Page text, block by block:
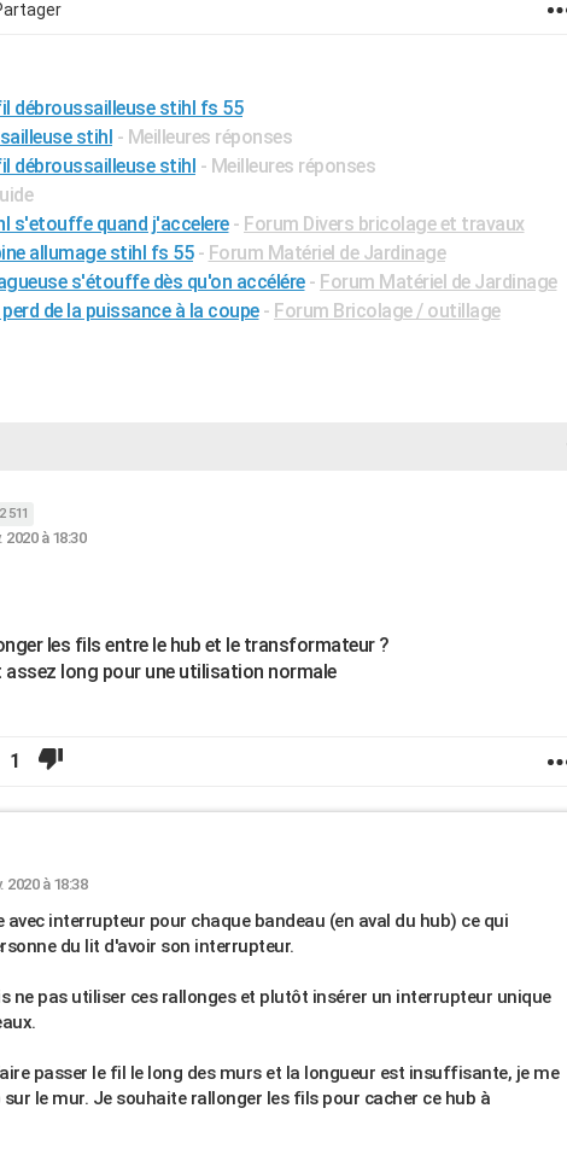
débroussailleuse stihl fs 55
stihl - Meilleures réponses
débroussailleuse stihl - Meilleures réponses
s'etouffe quand j'accelere - Forum Divers bricolage et travaux
allumage stihl fs 55 - Forum Matériel de Jardinage
s'étouffe dès qu'on accélére - Forum Matériel de Jardinage
de la puissance à la coupe - Forum Bricolage / outillage
511
2020 à 18:30
les fils entre le hub et le transformateur ?
long pour une utilisation normale
1
2020 à 18:38
avec interrupteur pour chaque bandeau (en aval du hub) ce qui
du lit d'avoir son interrupteur.
ne pas utiliser ces rallonges et plutôt insérer un interrupteur unique
passer le fil le long des murs et la longueur est insuffisante, je me
sur le mur. Je souhaite rallonger les fils pour cacher ce hub à